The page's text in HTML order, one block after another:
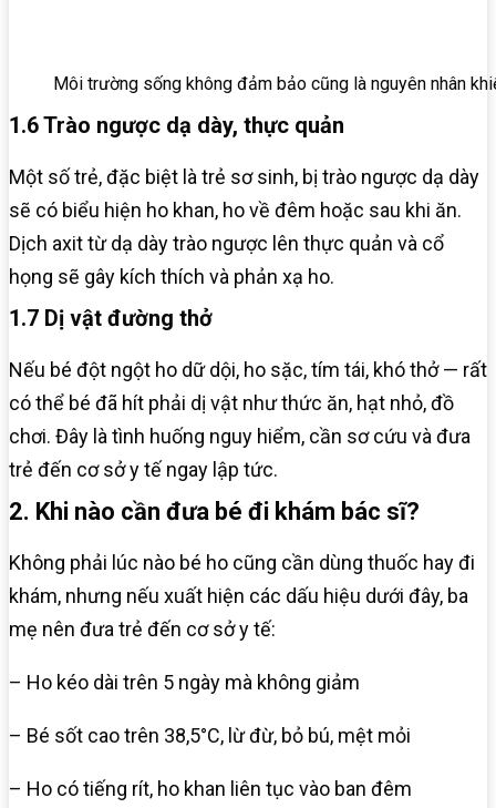
Môi trường sống không đảm bảo cũng là nguyên nhân
1.6 Trào ngược dạ dày, thực quản
Một số trẻ, đặc biệt là trẻ sơ sinh, bị trào ngược dạ dày
sẽ có biểu hiện ho khan, ho về đêm hoặc sau khi ăn.
Dịch axit từ dạ dày trào ngược lên thực quản và cổ
họng sẽ gây kích thích và phản xạ ho.
1.7 Dị vật đường thở
Nếu bé đột ngột ho dữ dội, ho sặc, tím tái, khó thở — rất
có thể bé đã hít phải dị vật như thức ăn, hạt nhỏ, đồ
chơi. Đây là tình huống nguy hiểm, cần sơ cứu và đưa
trẻ đến cơ sở y tế ngay lập tức.
2. Khi nào cần đưa bé đi khám bác sĩ?
Không phải lúc nào bé ho cũng cần dùng thuốc hay đi
khám, nhưng nếu xuất hiện các dấu hiệu dưới đây, ba
mẹ nên đưa trẻ đến cơ sở y tế:
– Ho kéo dài trên 5 ngày mà không giảm
– Bé sốt cao trên 38,5°C, lừ đừ, bỏ bú, mệt mỏi
– Ho có tiếng rít, ho khan liên tục vào ban đêm